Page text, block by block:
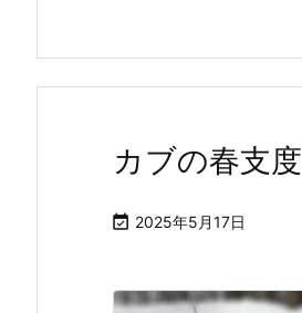
カブの春支度
 2025年5月17日